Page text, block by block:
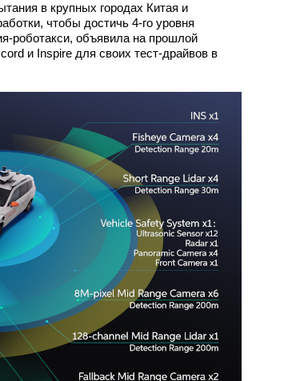
в крупных городах Китая и
чтобы достичь 4-го уровня
роботакси, объявила на прошлой
и Inspire для своих тест-драйвов в